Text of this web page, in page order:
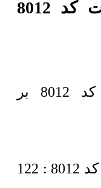
مشخصات ماربل شیت کد 8012
قیمت ماربل شیت کد 8012 بر
ابعاد پانل ماربل شیت کد 8012 : 122